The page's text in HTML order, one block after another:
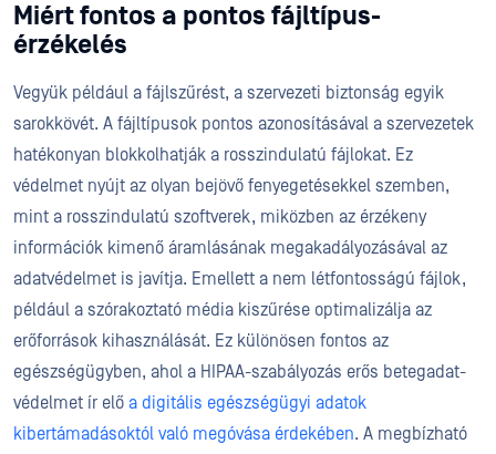
Miért fontos a pontos fájltípus-
érzékelés
Vegyük például a fájlszűrést, a szervezeti biztonság egyik
sarokkövét. A fájltípusok pontos azonosításával a szervezetek
hatékonyan blokkolhatják a rosszindulatú fájlokat. Ez
védelmet nyújt az olyan bejövő fenyegetésekkel szemben,
mint a rosszindulatú szoftverek, miközben az érzékeny
információk kimenő áramlásának megakadályozásával az
adatvédelmet is javítja. Emellett a nem létfontosságú fájlok,
például a szórakoztató média kiszűrése optimalizálja az
erőforrások kihasználását. Ez különösen fontos az
egészségügyben, ahol a HIPAA-szabályozás erős betegadat-
védelmet ír elő a digitális egészségügyi adatok
kibertámadásoktól való megóvása érdekében. A megbízható